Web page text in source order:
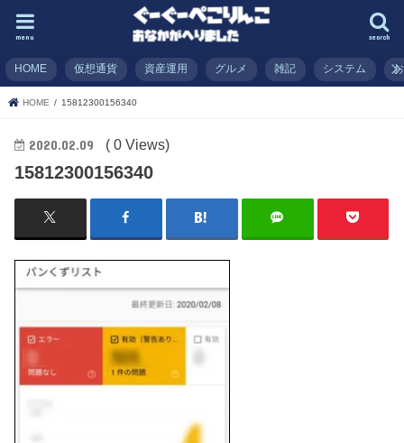
search
menu
HOME 仮想通貨 資産運用 グルメ 雑記 システム
HOME 15812300156340
2020.02.09 ( 0 Views)
15812300156340